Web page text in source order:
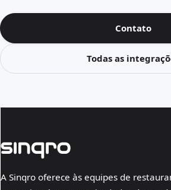
Contato
Todas as
A Sinqro oferece às equipes de